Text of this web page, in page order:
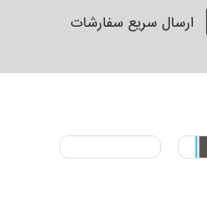
ارسال سریع سفارشات